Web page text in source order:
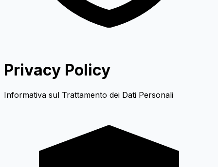
Privacy Policy
Informativa sul Trattamento dei Dati Personali